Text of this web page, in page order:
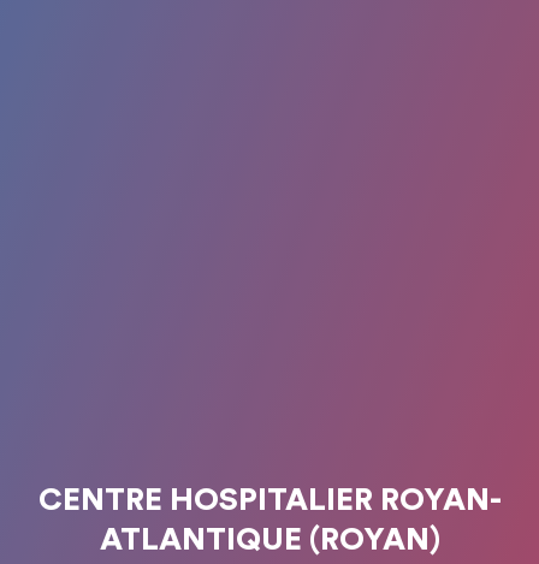
CENTRE HOSPITALIER ROYAN-
ATLANTIQUE (ROYAN)